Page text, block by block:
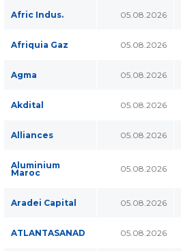
Afric Indus. 05.08.2026
Afriquia Gaz 05.08.2026
Agma 05.08.2026
Akdital 05.08.2026
Alliances 05.08.2026
Aluminium
Maroc 05.08.2026
Aradei Capital 05.08.2026
ATLANTASANAD 05.08.2026